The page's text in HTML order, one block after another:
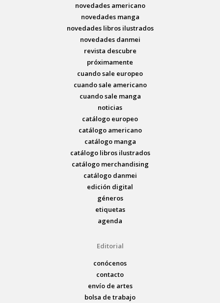
novedades americano
novedades manga
novedades libros ilustrados
novedades danmei
revista descubre
próximamente
cuando sale europeo
cuando sale americano
cuando sale manga
noticias
catálogo europeo
catálogo americano
catálogo manga
catálogo libros ilustrados
catálogo merchandising
catálogo danmei
edición digital
géneros
etiquetas
agenda
Editorial
conócenos
contacto
envío de artes
bolsa de trabajo